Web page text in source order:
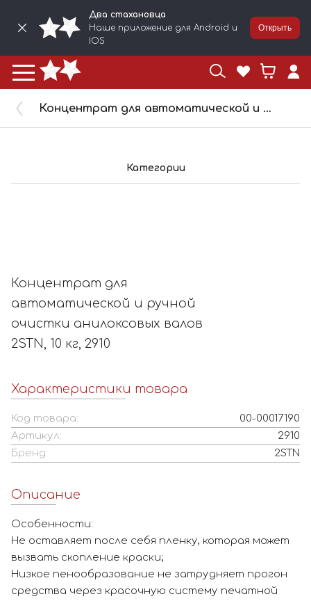
Два стахановца
Наше приложение для Android и
IOS
Открыть
Концентрат для автоматической и ручной очистки анилоксовых валов 2STN, 10 кг, 2910
Категории
Концентрат для
автоматической и ручной
очистки анилоксовых валов
2STN, 10 кг, 2910
Характеристики товара
Код товара:
00-00017190
Артикул:
2910
Бренд:
2STN
Описание
Особенности:
Не оставляет после себя пленку, которая может
вызвать скопление краски;
Низкое пенообразование не затрудняет прогон
средства через красочную систему печатной